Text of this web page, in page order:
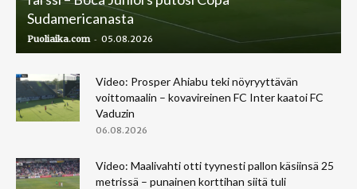
Sudamericanasta
Puoliaika.com - 05.08.2026
Video: Prosper Ahiabu teki nöyryyttävän
voittomaalin – kovavireinen FC Inter kaatoi FC
Vaduzin
06.08.2026
Video: Maalivahti otti tyynesti pallon käsiinsä 25
metrissä – punainen korttihan siitä tuli